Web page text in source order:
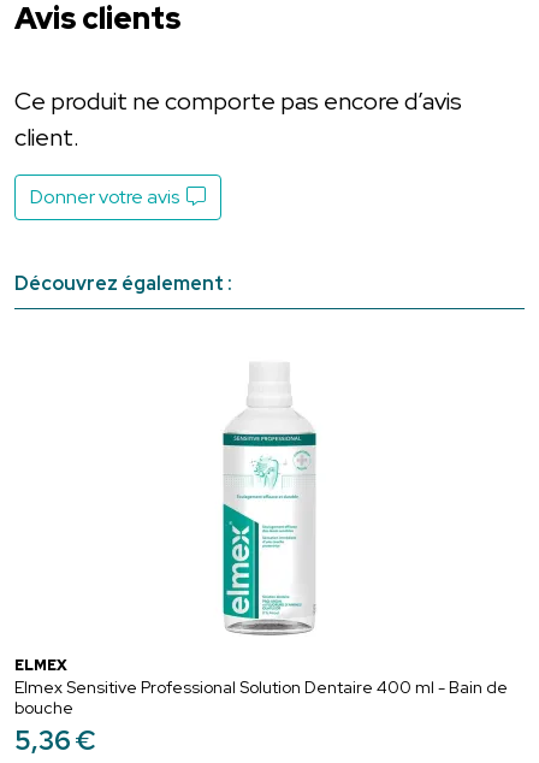
Avis clients
Ce produit ne comporte pas encore d’avis
client.
Donner votre avis
Découvrez également :
ELMEX
Elmex Sensitive Professional Solution Dentaire 400 ml - Bain de
bouche
5,36€